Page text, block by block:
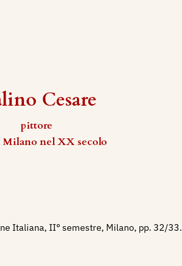
Cesare
pittore
Milano nel XX secolo
Italiana, II° semestre, Milano, pp. 32/33.